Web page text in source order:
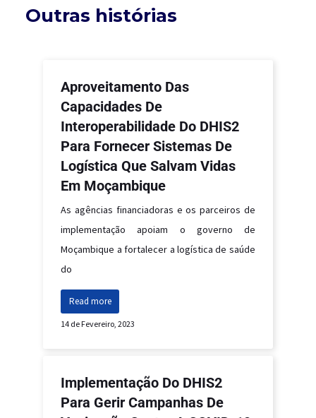
Outras histórias
Aproveitamento Das
Capacidades De
Interoperabilidade Do DHIS2
Para Fornecer Sistemas De
Logística Que Salvam Vidas
Em Moçambique
As agências financiadoras e os parceiros de
implementação apoiam o governo de
Moçambique a fortalecer a logística de saúde
do
Read more
14 de Fevereiro, 2023
Implementação Do DHIS2
Para Gerir Campanhas De